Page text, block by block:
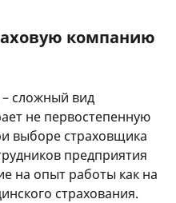
компанию
сложный вид
не первостепенную
выборе страховщика
предприятия
на опыт работы как на
страхования.